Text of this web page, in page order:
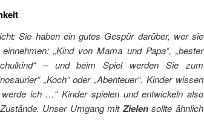
Sie haben ein gutes Gespür darüber, wer sie
„Kind von Mama und Papa“, „bester
– und beim Spiel werden Sie zum
„Koch“ oder „Abenteuer“. Kinder wissen
ich …“ Kinder spielen und entwickeln also
Unser Umgang mit Zielensollte ähnlich